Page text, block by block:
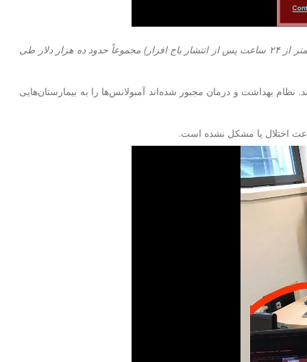
از۲۴ ساعت پس از انتشار باج افزار) مجموعاً حدود ده هزار دلار طی
نظام بهداشت و درمان مجبور شده‌اند آمبولانس‌ها را به بیمارستان‌هایی
باعث اختلال یا مشکل نشده است.